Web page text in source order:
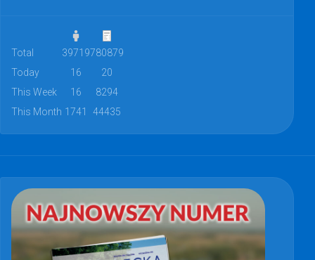
Total 39719780879
Today
16
20
This Week
16
8294
This Month 1741 44435